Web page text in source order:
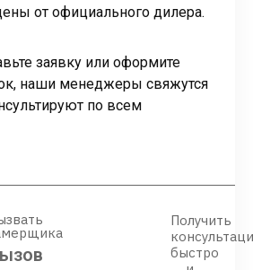
от официального дилера.
заявку или оформите
наши менеджеры свяжутся
по всем
Получить
быстро